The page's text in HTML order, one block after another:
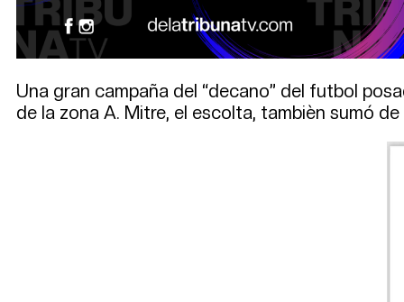
Una gran campaña del “decano” del futbol
de la zona A. Mitre, el escolta, tambièn sumó